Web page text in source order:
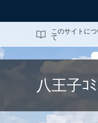
このサイトに
て
八王子ｺ